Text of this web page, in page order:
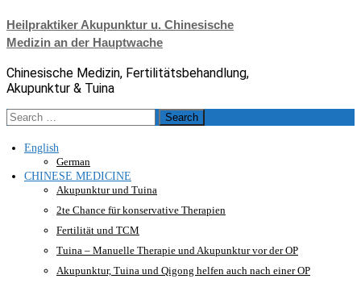
Skip
to
content
Heilpraktiker Akupunktur u. Chinesische
Medizin an der Hauptwache
Chinesische Medizin, Fertilitätsbehandlung,
Akupunktur & Tuina
Search
for:
English
German
CHINESE MEDICINE
Akupunktur und Tuina
2te Chance für konservative Therapien
Fertilität und TCM
Tuina – Manuelle Therapie und Akupunktur vor der OP
Akupunktur, Tuina und Qigong helfen auch nach einer OP